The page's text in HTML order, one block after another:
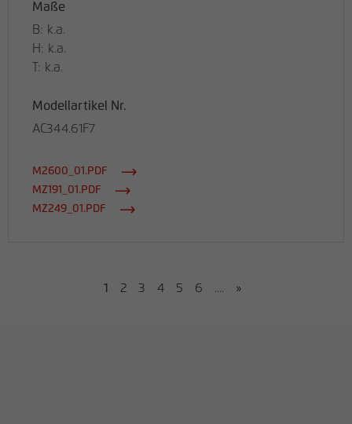
Maße
B: k.a.
H: k.a.
T: k.a.
Modellartikel Nr.
AC344.61F7
M2600_01.PDF
MZ191_01.PDF
MZ249_01.PDF
1 2 3 4 5 6 .... »